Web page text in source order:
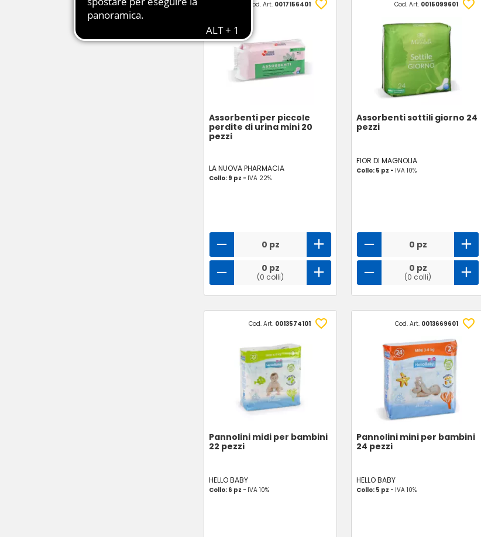
Cod. Art. 0017156401
Assorbenti per piccole
perdite di urina mini 20
pezzi
LA NUOVA PHARMACIA
Collo: 9 pz - IVA 22%
0 pz
0 pz
(0 colli)
Cod. Art. 0015099601
Assorbenti sottili giorno 24
pezzi
FIOR DI MAGNOLIA
Collo: 5 pz - IVA 10%
0 pz
0 pz
(0 colli)
Cod. Art. 0013574101
Pannolini midi per bambini
22 pezzi
HELLO BABY
Collo: 6 pz - IVA 10%
Cod. Art. 0013669601
Pannolini mini per bambini
24 pezzi
HELLO BABY
Collo: 5 pz - IVA 10%